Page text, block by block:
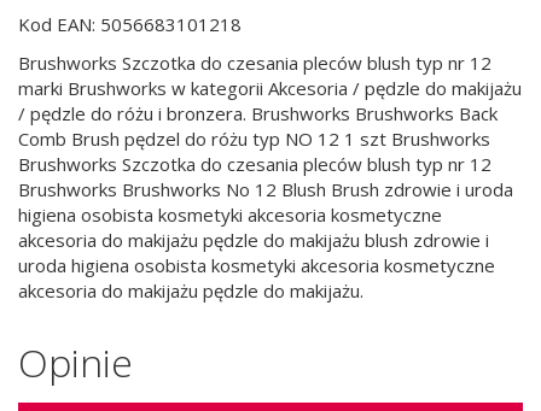
Kod EAN: 5056683101218
Brushworks Szczotka do czesania pleców blush typ nr 12
marki Brushworks w kategorii Akcesoria / pędzle do makijażu
/ pędzle do różu i bronzera. Brushworks Brushworks Back
Comb Brush pędzel do różu typ NO 12 1 szt Brushworks
Brushworks Szczotka do czesania pleców blush typ nr 12
Brushworks Brushworks No 12 Blush Brush zdrowie i uroda
higiena osobista kosmetyki akcesoria kosmetyczne
akcesoria do makijażu pędzle do makijażu blush zdrowie i
uroda higiena osobista kosmetyki akcesoria kosmetyczne
akcesoria do makijażu pędzle do makijażu.
Opinie